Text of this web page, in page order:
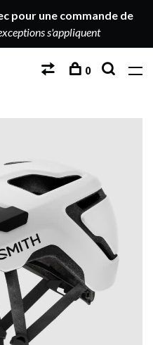
pour une commande de
s'appliquent
0